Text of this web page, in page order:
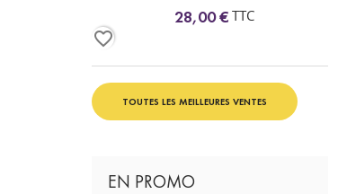
citronellol, butylphenyl
methylproponial, alpha-
28,00 € TTC
favorite_border
TOUTES LES MEILLEURES VENTES
EN PROMO